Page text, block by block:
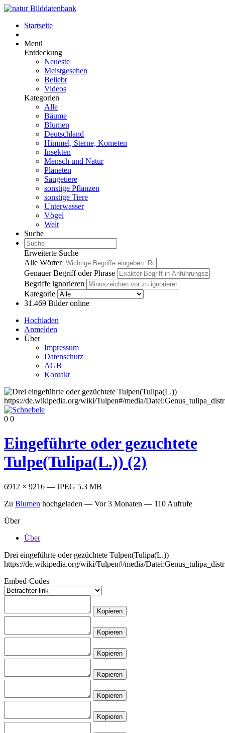
Startseite
Menü
Entdeckung
Neueste
Meistgesehen
Beliebt
Videos
Kategorien
Alle
Bäume
Blumen
Deutschland
Himmel, Sterne, Kometen
Insekten
Mensch und Natur
Planeten
Säugetiere
sonstige Pflanzen
sonstige Tiere
Unterwasser
Vögel
Welt
Suche
Erweiterte Suche
Alle Wörter
Genauer Begriff oder Phrase
Begriffe ignorieren
Kategorie
31.469 Bilder online
Hochladen
Anmelden
Über
Impressum
Datenschutz
AGB
Kontakt
0 0
Eingeführte oder gezuchtete
Tulpe(Tulipa(L.)) (2)
6912 × 9216 — JPEG 5.3 MB
Zu Blumen hochgeladen — Vor 3 Monaten — 110 Aufrufe
Über
Über
Drei eingeführte oder gezüchtete Tulpen(Tulipa(L.))
https://de.wikipedia.org/wiki/Tulpen#/media/
Embed-Codes
Kopieren
Kopieren
Kopieren
Kopieren
Kopieren
Kopieren